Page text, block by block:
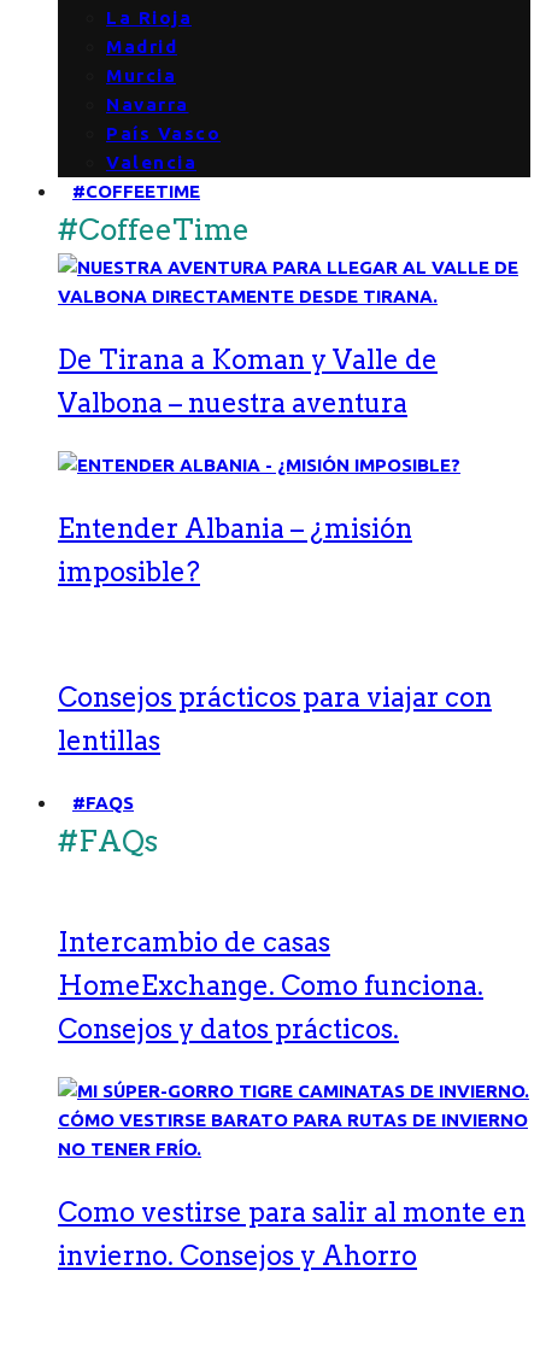
La Rioja
Madrid
Murcia
Navarra
País Vasco
Valencia
#COFFEETIME
#CoffeeTime
De Tirana a Koman y Valle de
Valbona – nuestra aventura
Entender Albania – ¿misión
imposible?
Consejos prácticos para viajar con
lentillas
#FAQS
#FAQs
Intercambio de casas
HomeExchange. Como funciona.
Consejos y datos prácticos.
Como vestirse para salir al monte en
invierno. Consejos y Ahorro